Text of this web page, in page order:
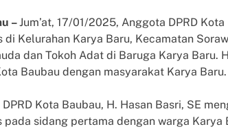
–Jum’at, 17/01/2025, Anggota DPRD
di Kelurahan Karya Baru, Kecamatan
dan Tokoh Adat di Baruga Karya Baru.
Baubau dengan masyarakat Karya Baru.
Kota Baubau, H. Hasan Basri, SE
pada sidang pertama dengan warga